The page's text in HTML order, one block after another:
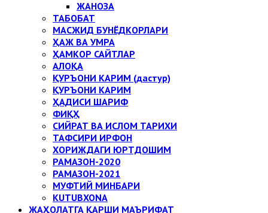
ЖАНОЗА
ТАБОБАТ
МАСЖИД БУНЁДКОРЛАРИ
ҲАЖ ВА УМРА
ҲАМКОР САЙТЛАР
АЛОҚА
ҚУРЪОНИ КАРИМ (дастур)
ҚУРЪОНИ КАРИМ
ҲАДИСИ ШАРИФ
ФИҚҲ
СИЙРАТ ВА ИСЛОМ ТАРИХИ
ТАФСИРИ ИРФОН
ХОРИЖДАГИ ЮРТДОШИМ
РАМАЗОН-2020
РАМАЗОН-2021
МУФТИЙ МИНБАРИ
KUTUBXONA
ЖАҲОЛАТГА ҚАРШИ МАЪРИФАТ